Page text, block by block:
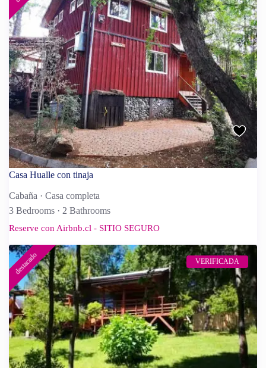
Reserve con Airbnb.cl - SITIO
SEGURO /por noche
Casa Canelo con tinaja
Ver más
Casa Hualle con tinaja
Cabaña · Casa completa
3 Bedrooms · 2 Bathrooms
Reserve con Airbnb.cl - SITIO SEGURO
destacado VERIFICADA